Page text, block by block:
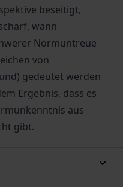
beseitigt,
wann
Normuntreue
von
gedeutet werden
Ergebnis, dass es
aus
gibt.